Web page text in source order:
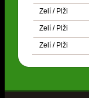
Zelí / Plži
Zelí / Plži
Zelí / Plži